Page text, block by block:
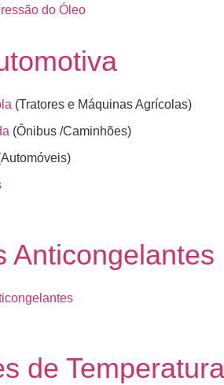
do Óleo
(Tratores e Máquinas Agrícolas)
(Ônibus /Caminhões)
Anticongelantes
de Temperatura